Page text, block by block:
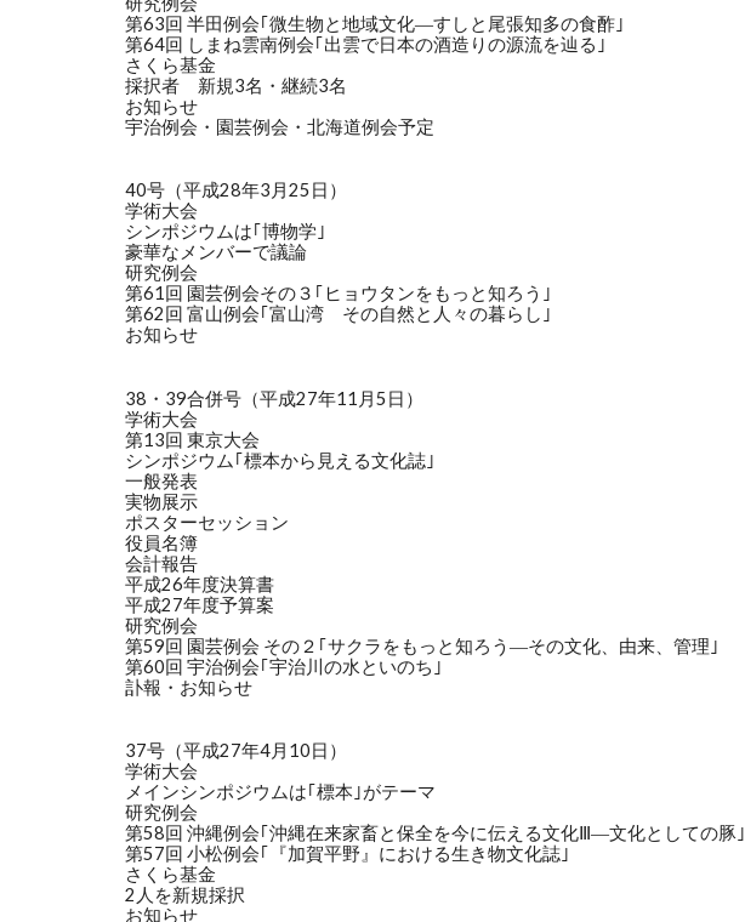
第63回 半田例会｢微生物と地域文化―すしと尾張知多の食酢｣
第64回 しまね雲南例会｢出雲で日本の酒造りの源流を辿る｣
さくら基金
採択者 新規3名・継続3名
お知らせ
宇治例会・園芸例会・北海道例会予定
40号（平成28年3月25日）
学術大会
シンポジウムは｢博物学｣
豪華なメンバーで議論
研究例会
第61回 園芸例会その３｢ヒョウタンをもっと知ろう｣
第62回 富山例会｢富山湾 その自然と人々の暮らし｣
お知らせ
38・39合併号（平成27年11月5日）
学術大会
第13回 東京大会
シンポジウム｢標本から見える文化誌｣
一般発表
実物展示
ポスターセッション
役員名簿
会計報告
平成26年度決算書
平成27年度予算案
研究例会
第59回 園芸例会 その２｢サクラをもっと知ろう―その文化、由来、管理｣
第60回 宇治例会｢宇治川の水といのち｣
訃報・お知らせ
37号（平成27年4月10日）
学術大会
メインシンポジウムは｢標本｣がテーマ
研究例会
第58回 沖縄例会｢沖縄在来家畜と保全を今に伝える文化Ⅲ―文化としての豚｣
第57回 小松例会｢『加賀平野』における生き物文化誌｣
さくら基金
2人を新規採択
お知らせ